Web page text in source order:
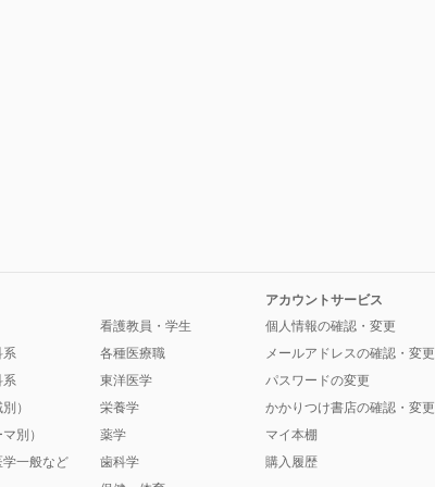
系
系
）
別）
一般など
看護教員・学生
各種医療職
東洋医学
栄養学
薬学
歯科学
アカウントサービス
個人情報の確認・変更
メールアドレスの確認・変更
パスワードの変更
かかりつけ書店の確認・変更
マイ本棚
購入履歴